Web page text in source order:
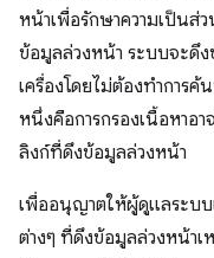
หน้าเพื่อรักษาความเป็นส่
ข้อมูลล่วงหน้า ระบบจะดึ
เครื่องโดยไม่ต้องทำการค้
หนึ่งคือการกรองเนื้อหาอ
ลิงก์ที่ดึงข้อมูลล่วงหน้า
เพื่ออนุญาตให้ผู้ดูแลระบบ
ต่างๆ ที่ดึงข้อมูลล่วงหน้าเ